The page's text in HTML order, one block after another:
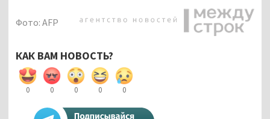
Фото: AFP
КАК ВАМ НОВОСТЬ?
0 0 0 0 0